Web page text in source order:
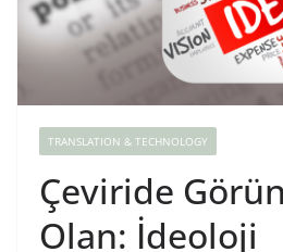
TRANSLATION & TECHNOLOGY
Çeviride
Olan: İdeoloji